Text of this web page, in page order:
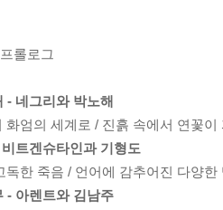
롤로그
- 네그리와 박노해
화엄의 세계로 / 진흙 속에서 연꽃
트겐슈타인과 기형도
독한 죽음 / 언어에 감추어진 다양
- 아렌트와 김남주